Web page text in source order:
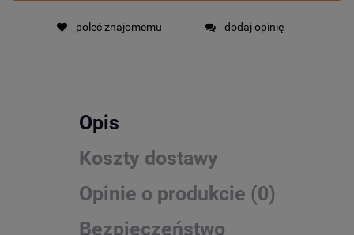
poleć znajomemu dodaj opinię
Opis
Koszty dostawy
Opinie o produkcie (0)
Bezpieczeństwo